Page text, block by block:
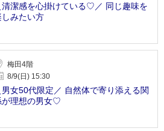
清潔感を心掛けている♡／ 同じ趣味を
しみたい方
梅田4階
8/9(日) 15:30
男女50代限定／ 自然体で寄り添える関
が理想の男女♡